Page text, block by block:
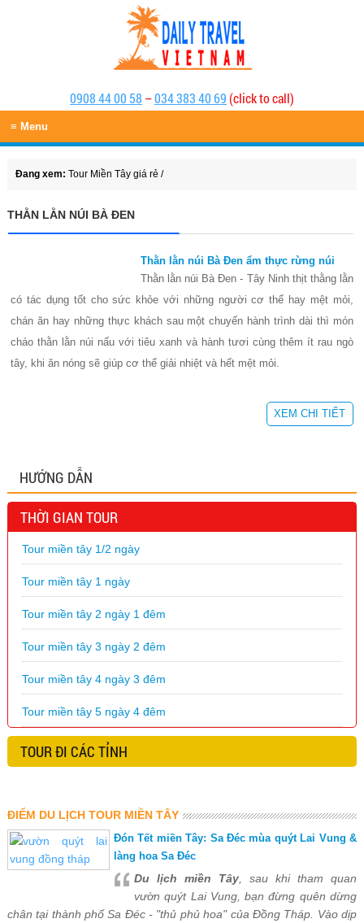
0908 44 00 58 –034 383 40 69 (click to call)
≡ Menu
Đang xem: Tour Miền Tây giá rẻ /
THẰN LẰN NÚI BÀ ĐEN
Thằn lằn núi Bà Đen ẩm thực rừng núi
Thằn lằn núi Bà Đen - Tây Ninh thịt thằng lằn
có tác dụng tốt cho sức khỏe với những người cơ thể hay mệt mỏi,
chán ăn hay những thực khách sau một chuyến hành trình dài thì món
cháo thằn lằn núi nấu với tiêu xanh và hành tươi cùng thêm ít rau ngò
tây, khi ăn nóng sẽ giúp cơ thể giải nhiệt và hết mệt mỏi.
XEM CHI TIẾT
HƯỚNG DẪN
THỜI GIAN TOUR
Tour miền tây 1/2 ngày
Tour miền tây 1 ngày
Tour miền tây 2 ngày 1 đêm
Tour miền tây 3 ngày 2 đêm
Tour miền tây 4 ngày 3 đêm
Tour miền tây 5 ngày 4 đêm
TOUR ĐI CÁC TỈNH
ĐIỂM DU LỊCH TOUR MIỀN TÂY
Đón Tết miền Tây: Sa Đéc mùa quýt Lai Vung &
làng hoa Sa Đéc
Du lịch miền Tây , sau khi tham quan
vườn quýt Lai Vung, bạn đừng quên dừng
chân tại thành phố Sa Đéc - "thủ phủ hoa" của Đồng Tháp. Vào dịp